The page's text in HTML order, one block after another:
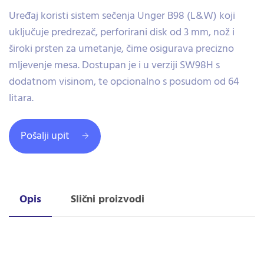
Uređaj koristi sistem sečenja Unger B98 (L&W) koji
uključuje predrezač, perforirani disk od 3 mm, nož i
široki prsten za umetanje, čime osigurava precizno
mljevenje mesa. Dostupan je i u verziji SW98H s
dodatnom visinom, te opcionalno s posudom od 64
litara.
Pošalji upit
Opis Slični proizvodi